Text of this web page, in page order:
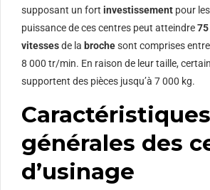
supposant un fort investissement pour
puissance de ces centres peut atteindre75
vitessesde la brochesont comprises
8 000 tr/min. En raison de leur taille,
supportent des pièces jusqu’à 7 000 kg.
Caractéristiques
générales des
d’usinage